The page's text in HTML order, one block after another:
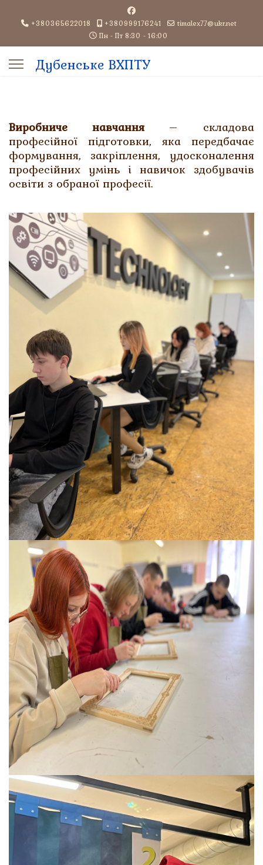
+380365622018 +380999176241
timalex77@ukr.net
Пн - Пт 8:30 - 16:00
Дубенське ВХПТУ
Виробниче навчання– складова
професійної підготовки, яка передбачає
формування, закріплення, удосконалення
професійних умінь і навичок здобувачів
освіти з обраної професії.
for results.